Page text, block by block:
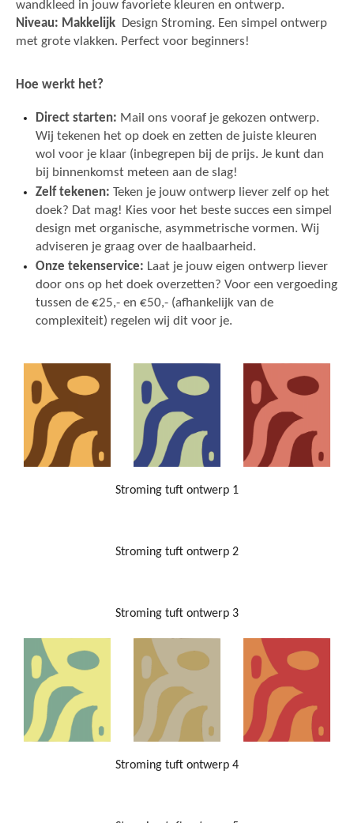
wandkleed in jouw favoriete kleuren en ontwerp.
Niveau: Makkelijk Design Stroming. Een simpel ontwerp
met grote vlakken. Perfect voor beginners!
Hoe werkt het?
Direct starten: Mail ons vooraf je gekozen ontwerp.
Wij tekenen het op doek en zetten de juiste kleuren
wol voor je klaar (inbegrepen bij de prijs. Je kunt dan
bij binnenkomst meteen aan de slag!
Zelf tekenen: Teken je jouw ontwerp liever zelf op het
doek? Dat mag! Kies voor het beste succes een simpel
design met organische, asymmetrische vormen. Wij
adviseren je graag over de haalbaarheid.
Onze tekenservice: Laat je jouw eigen ontwerp liever
door ons op het doek overzetten? Voor een vergoeding
tussen de €25,- en €50,- (afhankelijk van de
complexiteit) regelen wij dit voor je.
Stroming tuft ontwerp 1
Stroming tuft ontwerp 2
Stroming tuft ontwerp 3
Stroming tuft ontwerp 4